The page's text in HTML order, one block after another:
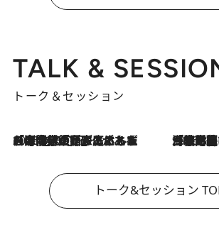
TALK &
トーク＆セッション
2026.8.3
「今後値上げがあるとすれば…」「リスクがあるのは今年の冬」エネルギー専門家が語る、ホルムズ海峡封鎖が家庭にもたらす“ある心配” 2026.8.3
「住宅建てられない…」「サーチャージ料の高値が続いている」ホルムズ海峡封鎖に
トーク&セッション